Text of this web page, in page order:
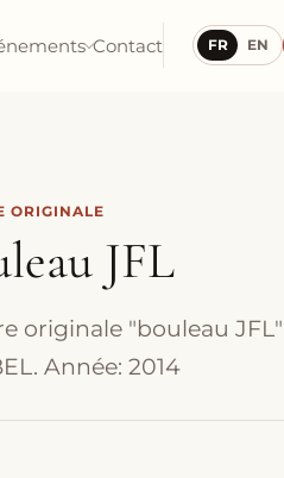
Contact FR EN
ORIGINALE
JFL
originale "bouleau
Année: 2014